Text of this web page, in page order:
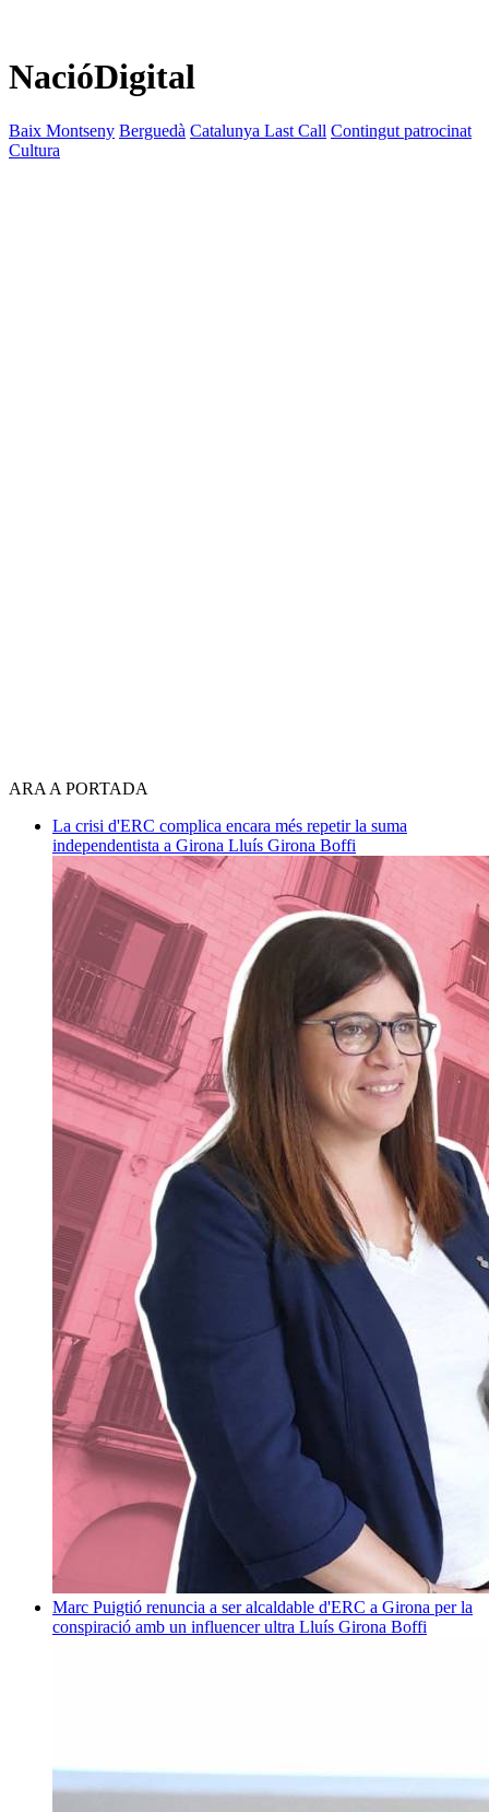
NacióDigital
Baix Montseny Berguedà Catalunya Last Call Contingut patrocinat
Cultura
ARA A PORTADA
La crisi d'ERC complica encara més repetir la suma
independentista a Girona Lluís Girona Boffi
Marc Puigtió renuncia a ser alcaldable d'ERC a Girona per la
conspiració amb un influencer ultra Lluís Girona Boffi